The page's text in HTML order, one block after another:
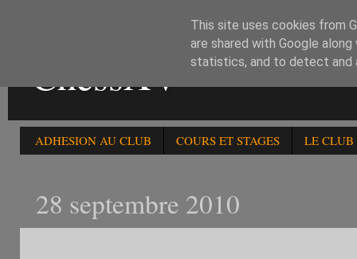
ChessXV
ADHESION AU CLUB COURS ET STAGES LE CLUB
28 septembre 2010
This site uses cookies from
are shared with Google
statistics, and to detect and